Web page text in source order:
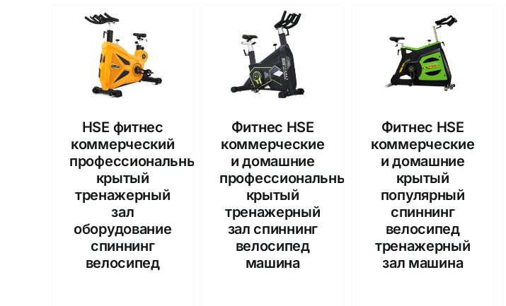
HSE фитнес
коммерческий
профессиональный
крытый
тренажерный
зал
оборудование
спиннинг
велосипед
Фитнес HSE
коммерческие
и домашние
профессиональные
крытый
тренажерный
зал спиннинг
велосипед
машина
Фитнес HSE
коммерческие
и домашние
крытый
популярный
спиннинг
велосипед
тренажерный
зал машина